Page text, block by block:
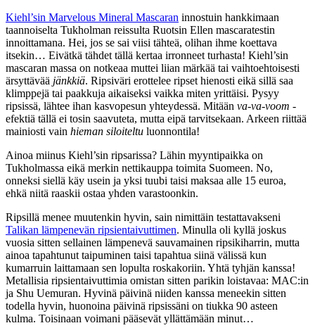
Kiehl’sin Marvelous Mineral Mascaran innostuin hankkimaan
taannoiselta Tukholman reissulta Ruotsin Ellen mascaratestin
innoittamana. Hei, jos se sai viisi tähteä, olihan ihme koettava
itsekin… Eivätkä tähdet tällä kertaa irronneet turhasta! Kiehl’sin
mascaran massa on notkeaa muttei liian märkää tai vaihtoehtoisesti
ärsyttävää jänkkiä. Ripsiväri erottelee ripset hienosti eikä sillä saa
klimppejä tai paakkuja aikaiseksi vaikka miten yrittäisi. Pysyy
ripsissä, lähtee ihan kasvopesun yhteydessä. Mitään va-va-voom -
efektiä tällä ei tosin saavuteta, mutta eipä tarvitsekaan. Arkeen riittää
mainiosti vain hieman siloiteltu luonnontila!
Ainoa miinus Kiehl’sin ripsarissa? Lähin myyntipaikka on
Tukholmassa eikä merkin nettikauppa toimita Suomeen. No,
onneksi siellä käy usein ja yksi tuubi taisi maksaa alle 15 euroa,
ehkä niitä raaskii ostaa yhden varastoonkin.
Ripsillä menee muutenkin hyvin, sain nimittäin testattavakseni
Talikan lämpenevän ripsientaivuttimen. Minulla oli kyllä joskus
vuosia sitten sellainen lämpenevä sauvamainen ripsikiharrin, mutta
ainoa tapahtunut taipuminen taisi tapahtua siinä välissä kun
kumarruin laittamaan sen lopulta roskakoriin. Yhtä tyhjän kanssa!
Metallisia ripsientaivuttimia omistan sitten parikin loistavaa: MAC:in
ja Shu Uemuran. Hyvinä päivinä niiden kanssa meneekin sitten
todella hyvin, huonoina päivinä ripsissäni on tiukka 90 asteen
kulma. Toisinaan voimani pääsevät yllättämään minut…